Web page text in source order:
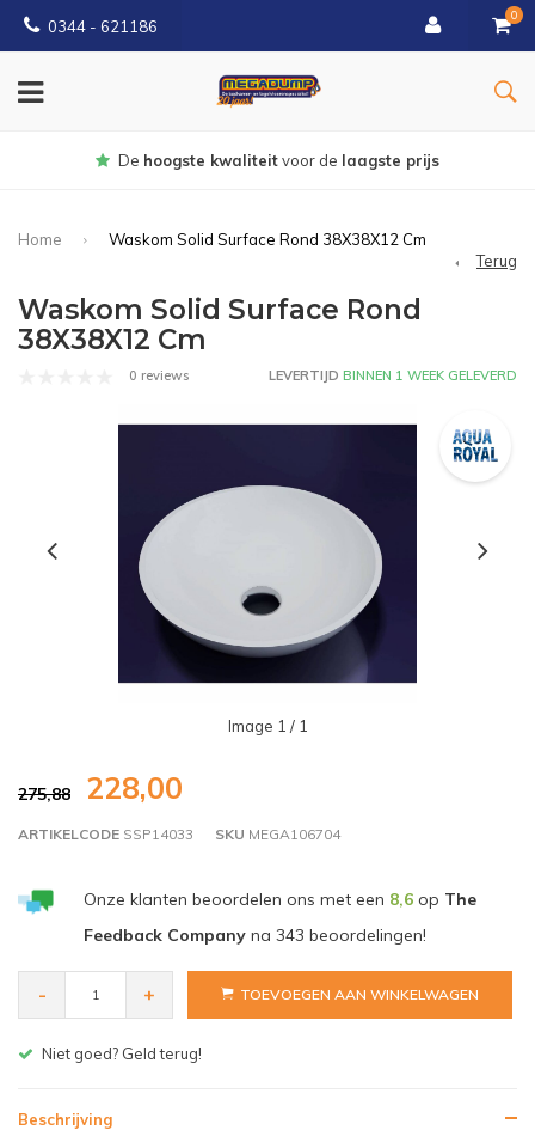
0344 - 621186
0
Gratisbezorgd vanaf € 150
Home
Waskom Solid Surface Rond 38X38X12 Cm
Terug
Waskom Solid Surface Rond
38X38X12 Cm
0 reviews LEVERTIJD BINNEN 1 WEEK GELEVERD
Image 1 / 1
275,88 228,00
ARTIKELCODE SSP14033 SKU MEGA106704
Onze klanten beoordelen ons met een 8,6op The
Feedback Companyna 343 beoordelingen!
- + TOEVOEGEN AAN WINKELWAGEN
Gratis bezorgen v.a. € 150,- (NL)
Beschrijving